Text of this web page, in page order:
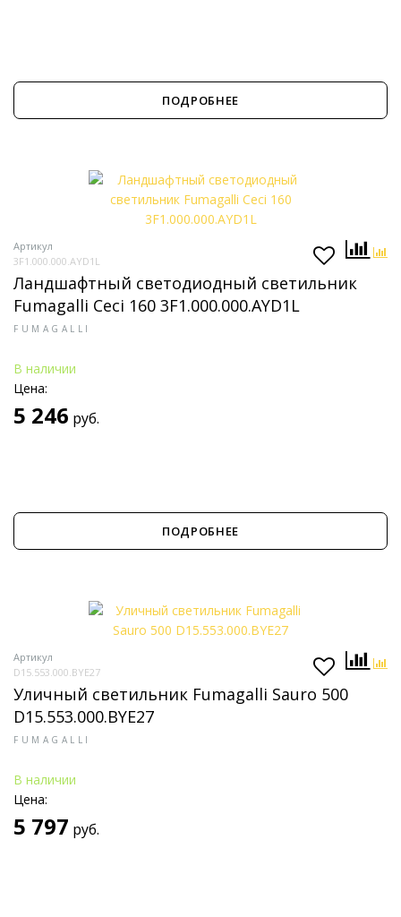
ПОДРОБНЕЕ
Артикул
3F1.000.000.AYD1L
Ландшафтный светодиодный светильник
Fumagalli Ceci 160 3F1.000.000.AYD1L
FUMAGALLI
В наличии
Цена:
5 246 руб.
ПОДРОБНЕЕ
Артикул
D15.553.000.BYE27
Уличный светильник Fumagalli Sauro 500
D15.553.000.BYE27
FUMAGALLI
В наличии
Цена:
5 797 руб.